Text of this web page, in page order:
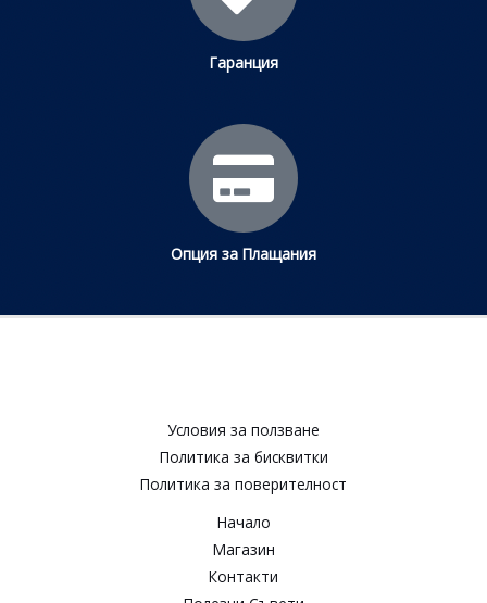
Гаранция
Опция за Плащания
Условия за ползване​
Политика за бисквитки​
Политика за поверителност​
Начало
Магазин
Контакти